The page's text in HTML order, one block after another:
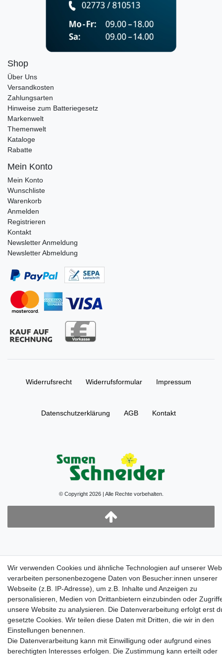
Shop
Über Uns
Versandkosten
Zahlungsarten
Hinweise zum Batteriegesetz
Markenwelt
Themenwelt
Kataloge
Rabatte
Mein Konto
Mein Konto
Wunschliste
Warenkorb
Anmelden
Registrieren
Kontakt
Newsletter Anmeldung
Newsletter Abmeldung
Widerrufs­recht Widerrufs­formular Impressum
Daten­schutz­erklärung AGB Kontakt
© Copyright 2026 | Alle Rechte vorbehalten.
Wir verwenden Cookies und ähnliche Technologien auf unserer
verarbeiten personenbezogene Daten von Besucher:innen unserer
Webseite (z.B. IP-Adresse), um z.B. Inhalte und Anzeigen zu
personalisieren, Medien von Drittanbietern einzubinden oder
unsere Website zu analysieren. Die Datenverarbeitung erfolgt erst
gesetzte Cookies. Wir teilen diese Daten mit Dritten, die wir in den
Einstellungen benennen.
Die Datenverarbeitung kann mit Einwilligung oder aufgrund eines
berechtigten Interesses erfolgen. Die Zustimmung kann erteilt oder